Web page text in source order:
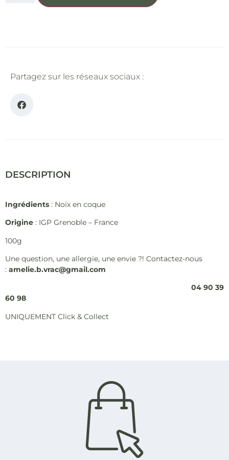
Partagez sur les réseaux sociaux :
DESCRIPTION
Ingrédients : Noix en coque
Origine : IGP Grenoble – France
100g
Une question, une allergie, une envie ?! Contactez-nous
: amelie.b.vrac@gmail.com
04 90 39
60 98
UNIQUEMENT Click & Collect